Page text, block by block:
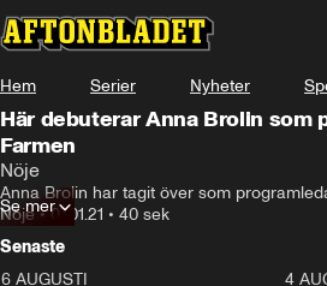
Hem Serier Nyheter
Här debuterar Anna Brolin som
Farmen
Nöje
Anna Brolin har tagit över som
Nöje•07.01.21 • 40 sek
Se mer
Senaste
6 AUGUSTI 4